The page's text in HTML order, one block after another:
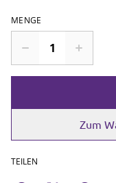
MENGE
Zum
TEILEN